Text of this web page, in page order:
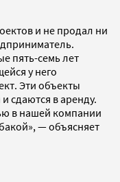
и не продал ни
пять-семь лет
у него
Эти объекты
сдаются в аренду.
в нашей компании
— объясняет